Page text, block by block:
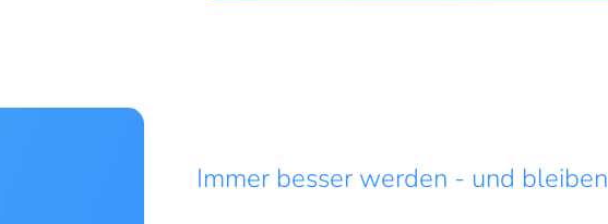
Immer besser werden - und bleiben